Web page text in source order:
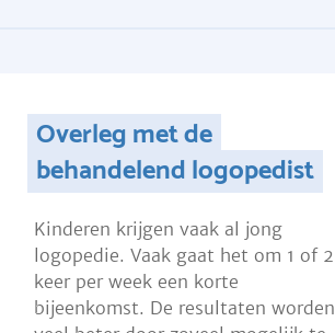
Overleg met de
behandelend logopedist
Kinderen krijgen vaak al jong
logopedie. Vaak gaat het om 1 of 2
keer per week een korte
bijeenkomst. De resultaten worden